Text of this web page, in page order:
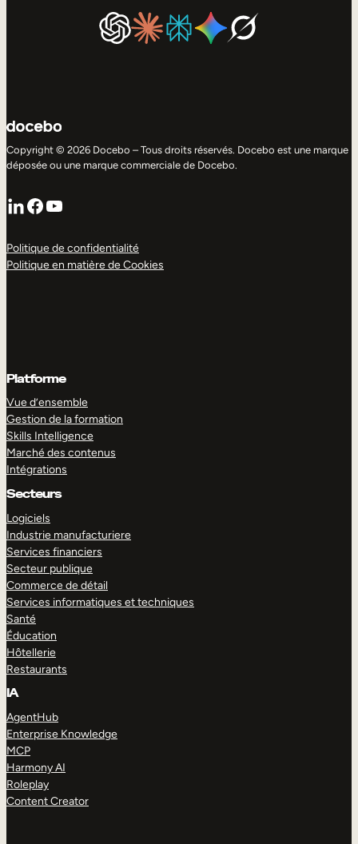
Copyright © 2026 Docebo – Tous droits réservés. Docebo est une marque
déposée ou une marque commerciale de Docebo.
LinkedIn
Facebook
YouTube
Politique de confidentialité
Politique en matière de Cookies
Platforme
Vue d’ensemble
Gestion de la formation
Skills Intelligence
Marché des contenus
Intégrations
Secteurs
Logiciels
Industrie manufacturiere
Services financiers
Secteur publique
Commerce de détail
Services informatiques et techniques
Santé
Éducation
Hôtellerie
Restaurants
IA
AgentHub
Enterprise Knowledge
MCP
Harmony AI
Roleplay
Content Creator